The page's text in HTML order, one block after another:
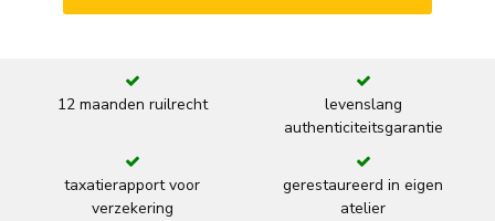
12 maanden ruilrecht
levenslang
authenticiteitsgarantie
taxatierapport voor
verzekering
gerestaureerd in eigen
atelier